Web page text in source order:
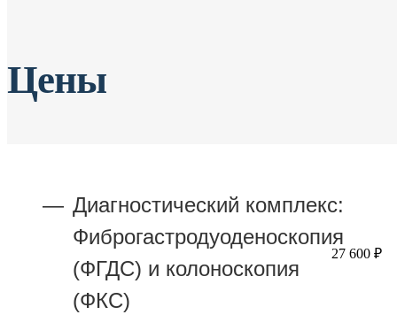
Цены
Диагностический комплекс:
Фиброгастродуоденоскопия
(ФГДС) и колоноскопия
(ФКС)
27 600 ₽